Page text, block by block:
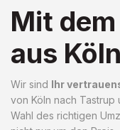
Mit
aus
Wir sind Ihr
von Köln nach
Wahl des richtigen